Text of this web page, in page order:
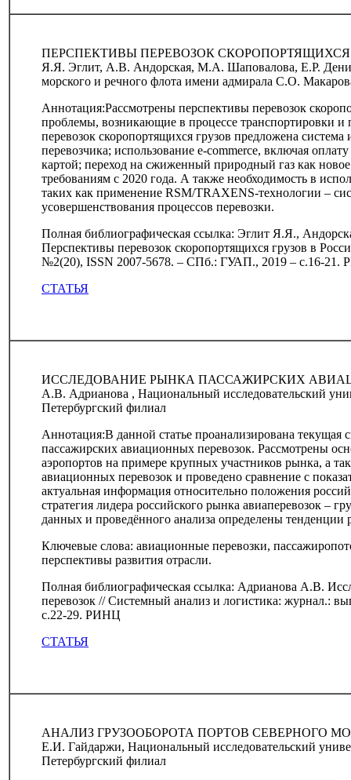
ПЕРСПЕКТИВЫ ПЕРЕВОЗОК СКОРОПОРТЯЩИХСЯ
Я.Я. Эглит, А.В. Андорская, М.А. Шаповалова, Е.Р.
морского и речного флота имени адмирала С.О.
Аннотация:Рассмотрены перспективы перевозок
проблемы, возникающие в процессе транспортировки
перевозок скоропортящихся грузов предложена
перевозчика; использование e-commerce, включая
картой; переход на сжиженный природный газ как
требованиям с 2020 года. А также необходимость в
таких как применение RSM/TRAXENS-технологии –
усовершенствования процессов перевозки.
Полная библиографическая ссылка: Эглит Я.Я.,
Перспективы перевозок скоропортящихся грузов в
№2(20), ISSN 2007-5678. – СПб.: ГУАП., 2019 – с.16-21.
СТАТЬЯ
ИССЛЕДОВАНИЕ РЫНКА ПАССАЖИРСКИХ
А.В. Адрианова , Национальный исследовательский
Петербургский филиал
Аннотация:В данной статье проанализирована
пассажирских авиационных перевозок. Рассмотрены
аэропортов на примере крупных участников рынка, а
авиационных перевозок и проведено сравнение с
актуальная информация относительно положения
стратегия лидера российского рынка авиаперевозок –
данных и проведённого анализа определены тенденции
Ключевые слова: авиационные перевозки,
перспективы развития отрасли.
Полная библиографическая ссылка: Адрианова А.В.
перевозок // Системный анализ и логистика: журнал.:
с.22-29. РИНЦ
СТАТЬЯ
АНАЛИЗ ГРУЗООБОРОТА ПОРТОВ СЕВЕРНОГО
Е.И. Гайдаржи, Национальный исследовательский
Петербургский филиал